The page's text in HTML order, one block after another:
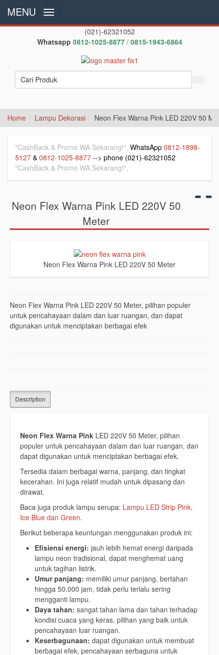
(021)-62321052
Whatsapp 0812-1025-8877 / 0815-1943-6864
MENU
Toggle
navigation
Home Lampu Dekorasi Neon Flex Warna Pink LED 220V 50
"CashBack & Promo WA Sekarang!", WhatsApp 0812-1898-
5127 & 0812-1025-8877 --> phone (021)-62321052
"CashBack & Promo WA Sekarang!",
Neon Flex Warna Pink LED 220V 50
Meter
Neon Flex Warna Pink LED 220V 50 Meter
Neon Flex Warna Pink LED 220V 50 Meter, pilihan populer
untuk pencahayaan dalam dan luar ruangan, dan dapat
digunakan untuk menciptakan berbagai efek
Description
Neon Flex Warna Pink LED 220V 50 Meter, pilihan
populer untuk pencahayaan dalam dan luar ruangan, dan
dapat digunakan untuk menciptakan berbagai efek.
Tersedia dalam berbagai warna, panjang, dan tingkat
kecerahan. Ini juga relatif mudah untuk dipasang dan
dirawat.
Baca juga produk lampu serupa: Lampu LED Strip Pink,
Ice Blue dan Green.
Berikut beberapa keuntungan menggunakan produk ini:
Efisiensi energi: jauh lebih hemat energi daripada
lampu neon tradisional, dapat menghemat uang
untuk tagihan listrik.
Umur panjang: memiliki umur panjang, bertahan
hingga 50.000 jam, tidak perlu terlalu sering
mengganti lampu.
Daya tahan: sangat tahan lama dan tahan terhadap
kondisi cuaca yang keras, pilihan yang baik untuk
pencahayaan luar ruangan.
Keserbagunaan: dapat digunakan untuk membuat
berbagai efek, pencahayaan serbaguna untuk